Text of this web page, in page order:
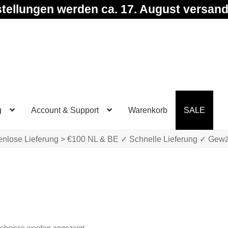
werden ca. 17. August
Account & Support Warenkorb SALE
Lieferung > €100 NL & BE ✓ Schnelle Lieferung ✓